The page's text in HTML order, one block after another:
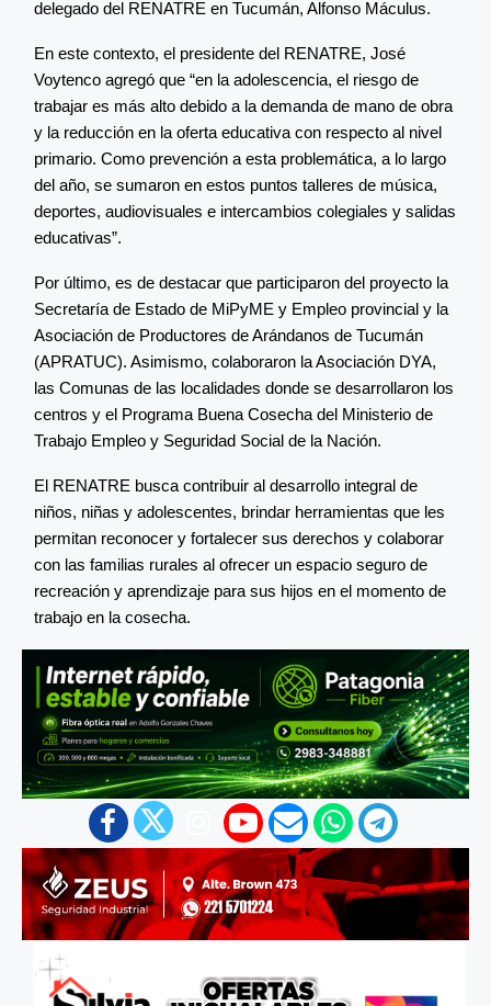
delegado del RENATRE en Tucumán, Alfonso Máculus.
En este contexto, el presidente del RENATRE, José
Voytenco agregó que “en la adolescencia, el riesgo de
trabajar es más alto debido a la demanda de mano de obra
y la reducción en la oferta educativa con respecto al nivel
primario. Como prevención a esta problemática, a lo largo
del año, se sumaron en estos puntos talleres de música,
deportes, audiovisuales e intercambios colegiales y salidas
educativas”.
Por último, es de destacar que participaron del proyecto la
Secretaría de Estado de MiPyME y Empleo provincial y la
Asociación de Productores de Arándanos de Tucumán
(APRATUC). Asimismo, colaboraron la Asociación DYA,
las Comunas de las localidades donde se desarrollaron los
centros y el Programa Buena Cosecha del Ministerio de
Trabajo Empleo y Seguridad Social de la Nación.
El RENATRE busca contribuir al desarrollo integral de
niños, niñas y adolescentes, brindar herramientas que les
permitan reconocer y fortalecer sus derechos y colaborar
con las familias rurales al ofrecer un espacio seguro de
recreación y aprendizaje para sus hijos en el momento de
trabajo en la cosecha.